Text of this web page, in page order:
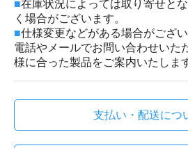
■在庫状況によっては取り寄せと
く場合がございます。
■仕様変更などがある場合がござ
電話やメールでお問い合わせいた
様に合った製品をご案内いたしま
支払い・配送につ